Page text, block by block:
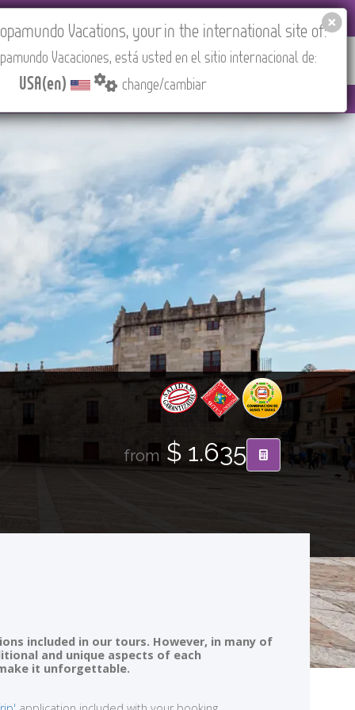
ABOUT US CONTACT Find your Tour
from $ 1.635
included in our tours. However, in many of
and unique aspects of each
it unforgettable.
Vacations, your in the international site of:
Vacaciones, está usted en el sitio internacional de:
USA(en) change/cambiar